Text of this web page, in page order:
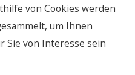
von Cookies werden
um Ihnen
Sie von Interesse sein